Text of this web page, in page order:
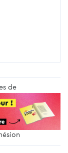
de
Groupe
et